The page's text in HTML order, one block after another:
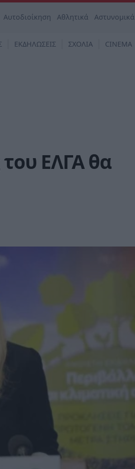
Αυτοδιοίκηση Αθλητικά Αστυνομικά
ΕΚΔΗΛΩΣΕΙΣ ΣΧΟΛΙΑ CINEMA
ΕΛΓΑ θα